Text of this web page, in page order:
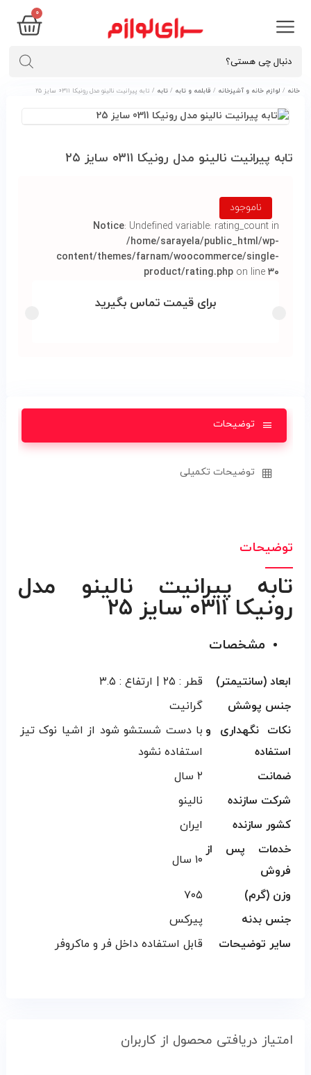
0
خانه / لوازم خانه و آشپزخانه / قابلمه و تابه / تابه / تابه پيرانيت نالينو مدل رونیکا ۰۳۱۱ سایز ۲۵
تابه پيرانيت نالينو مدل رونیکا ۰۳۱۱ سایز ۲۵
ناموجود
Notice: Undefined variable: rating_count in
/home/sarayela/public_html/wp-
content/themes/farnam/woocommerce/single-
product/rating.php on line۳۰
برای قیمت تماس بگیرید
توضیحات
توضیحات تکمیلی
توضیحات
تابه پيرانيت نالينو مدل
رونیکا ۰۳۱۱ سایز ۲۵
مشخصات
ابعاد (سانتیمتر)
قطر : ۲۵ | ارتفاع : ۳.۵
جنس پوشش
گرانیت
نکات نگهداری و
استفاده
با دست شستشو شود از اشیا نوک تیز
استفاده نشود
ضمانت
۲ سال
شرکت سازنده
نالینو
کشور سازنده
ایران
خدمات پس از
فروش
۱۰ سال
وزن (گرم)
۷۰۵
جنس بدنه
پیرکس
سایر توضیحات
قابل استفاده داخل فر و ماکروفر
امتیاز دریافتی محصول از کاربران